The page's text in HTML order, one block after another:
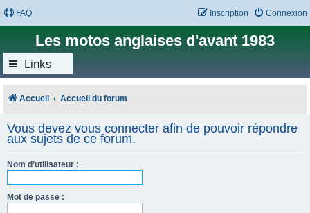
FAQ Connexion
Inscription
Les motos anglaises d'avant 1983
Links
Accueil Accueil du forum
Vous devez vous connecter afin de pouvoir répondre
aux sujets de ce forum.
Nom d’utilisateur :
Mot de passe :